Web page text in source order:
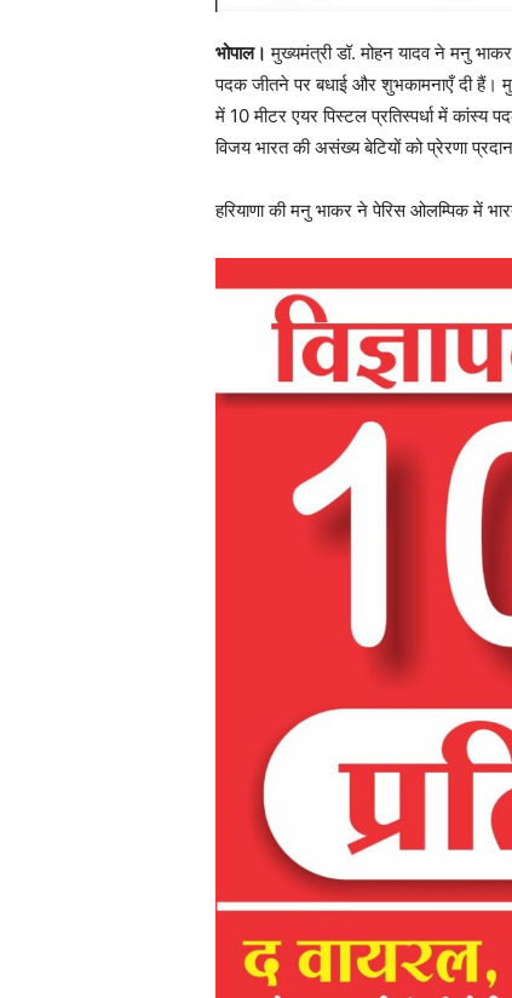
भोपाल। मुख्यमंत्री डॉ. मोहन यादव ने मनु
पदक जीतने पर बधाई और शुभकामनाएँ दी हैं।
में 10 मीटर एयर पिस्टल प्रतिस्पर्धा में कांस्य
विजय भारत की असंख्य बेटियों को प्रेरणा
हरियाणा की मनु भाकर ने पेरिस ओलम्पिक में